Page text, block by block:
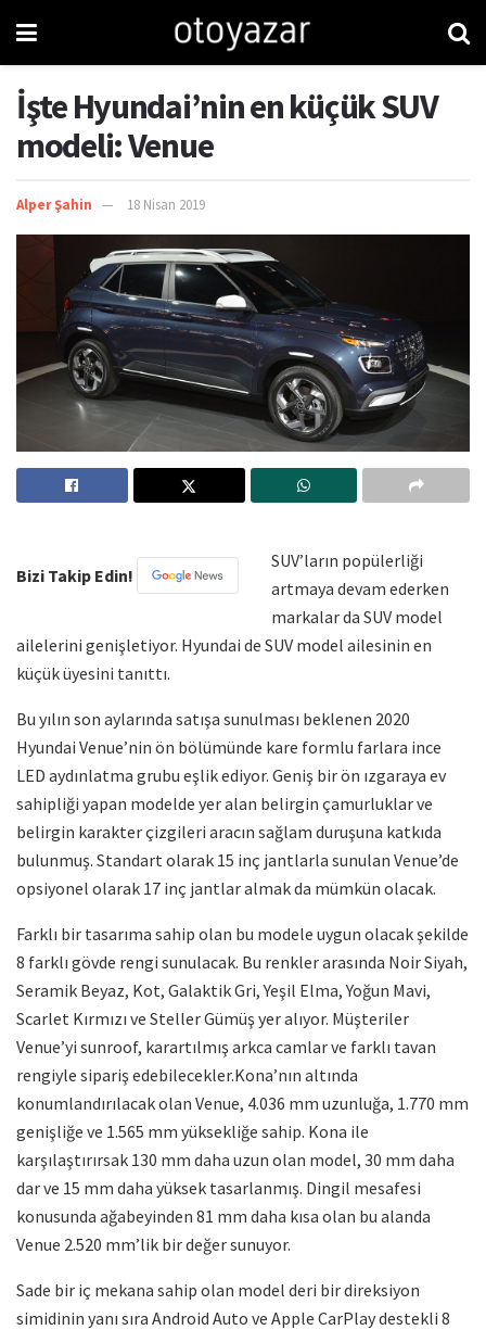
İşte Hyundai’nin en küçük SUV
modeli: Venue
Alper Şahin 18 Nisan 2019
Bizi Takip Edin!
SUV’ların popülerliği
artmaya devam ederken
markalar da SUV model
ailelerini genişletiyor. Hyundai de SUV model ailesinin en
küçük üyesini tanıttı.
Bu yılın son aylarında satışa sunulması beklenen 2020
Hyundai Venue’nin ön bölümünde kare formlu farlara ince
LED aydınlatma grubu eşlik ediyor. Geniş bir ön ızgaraya ev
sahipliği yapan modelde yer alan belirgin çamurluklar ve
belirgin karakter çizgileri aracın sağlam duruşuna katkıda
bulunmuş. Standart olarak 15 inç jantlarla sunulan Venue’de
opsiyonel olarak 17 inç jantlar almak da mümkün olacak.
Farklı bir tasarıma sahip olan bu modele uygun olacak şekilde
8 farklı gövde rengi sunulacak. Bu renkler arasında Noir Siyah,
Seramik Beyaz, Kot, Galaktik Gri, Yeşil Elma, Yoğun Mavi,
Scarlet Kırmızı ve Steller Gümüş yer alıyor. Müşteriler
Venue’yi sunroof, karartılmış arkca camlar ve farklı tavan
rengiyle sipariş edebilecekler.Kona’nın altında
konumlandırılacak olan Venue, 4.036 mm uzunluğa, 1.770 mm
genişliğe ve 1.565 mm yüksekliğe sahip. Kona ile
karşılaştırırsak 130 mm daha uzun olan model, 30 mm daha
dar ve 15 mm daha yüksek tasarlanmış. Dingil mesafesi
konusunda ağabeyinden 81 mm daha kısa olan bu alanda
Venue 2.520 mm’lik bir değer sunuyor.
Sade bir iç mekana sahip olan model deri bir direksiyon
simidinin yanı sıra Android Auto ve Apple CarPlay destekli 8